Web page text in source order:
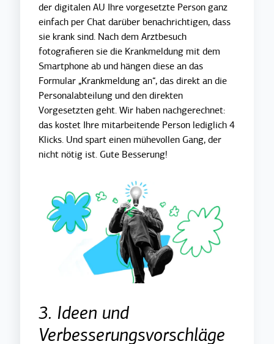
der digitalen AU Ihre vorgesetzte Person ganz
einfach per Chat darüber benachrichtigen, dass
sie krank sind. Nach dem Arztbesuch
fotografieren sie die Krankmeldung mit dem
Smartphone ab und hängen diese an das
Formular „Krankmeldung an“, das direkt an die
Personalabteilung und den direkten
Vorgesetzten geht. Wir haben nachgerechnet:
das kostet Ihre mitarbeitende Person lediglich 4
Klicks. Und spart einen mühevollen Gang, der
nicht nötig ist. Gute Besserung!
3. Ideen und
Verbesserungsvorschläge